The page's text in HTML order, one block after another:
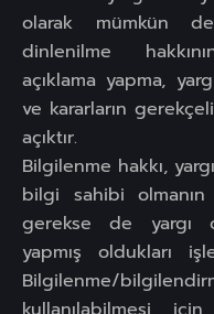
olarak mümkün
dinlenilme
açıklama yapma,
ve kararların
açıktır.
Bilgilenme hakkı,
bilgi sahibi olmanın
gerekse de yargı
yapmış oldukları
Bilgilenme/